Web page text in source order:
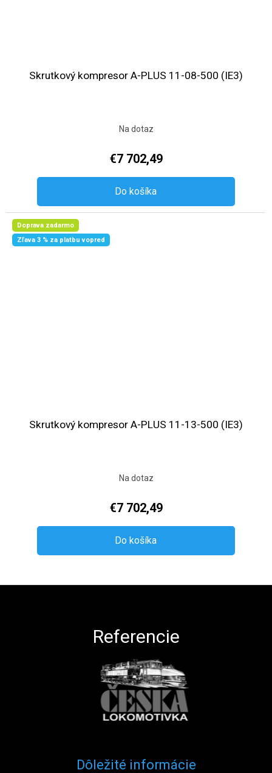
Skrutkový kompresor A-PLUS 11-08-500 (IE3)
Na dotaz
€7 702,49
Do košíka
Doprava zadarmo
Zľava 3 % za platbu vopred
Skrutkový kompresor A-PLUS 11-13-500 (IE3)
Na dotaz
€7 702,49
Do košíka
Referencie
Dôležité informácie